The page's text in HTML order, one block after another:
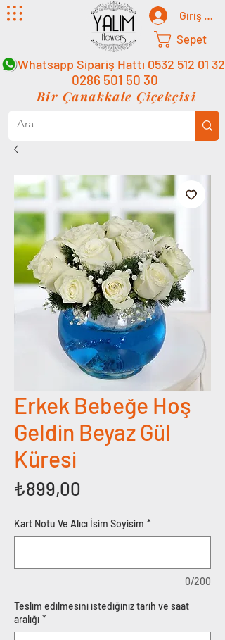
Giriş Yap
Sepet
Whatsapp Sipariş Hattı 0532 512 01 32
0286 501 50 30
Bir Çanakkale Çiçekçisi
Erkek Bebeğe Hoş
Geldin Beyaz Gül
Küresi
₺899,00
Kart Notu Ve Alıcı İsim Soyisim *
0/200
Teslim edilmesini istediğiniz tarih ve saat
aralığı *